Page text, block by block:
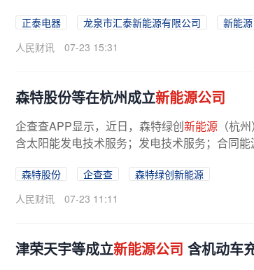
正泰电器 龙泉市汇泰新能源有限公司
新能源
人民财讯
07-23 15:31
森特股份等在杭州成立新能源公司
企查查APP显示，近日，森特绿创新能源 （杭
含太阳能发电技术服务；发电技术服务；合同
森特股份 企查查
森特绿创新能源
人民财讯
07-23 11:11
津荣天宇等成立新能源公司 含机动车